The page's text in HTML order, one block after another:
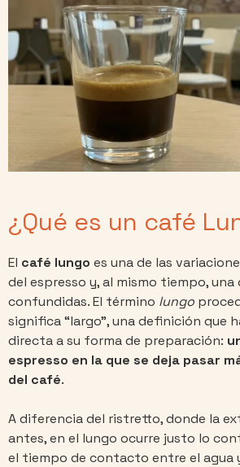
¿Qué es un café
El café lungo es una de las
del espresso y, al mismo tiempo, una
confundidas. El término lungo
significa “largo”, una definición que
directa a su forma de preparación:
espresso en la que se deja pasar
del café.
A diferencia del ristretto, donde la
antes, en el lungo ocurre justo lo
el tiempo de contacto entre el agua